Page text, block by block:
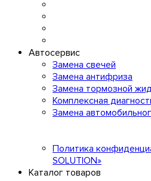
Автосервис
Замена свечей
Замена антифриза
Замена тормозной
Комплексная
Замена
Политика
SOLUTION»
Каталог товаров